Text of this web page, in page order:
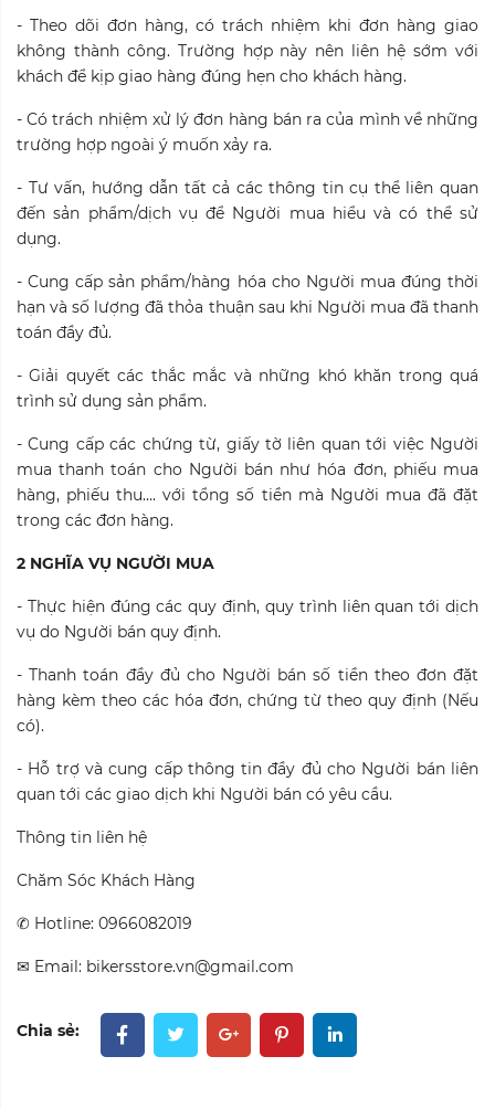
- Theo dõi đơn hàng, có trách nhiệm khi đơn hàng giao
không thành công. Trường hợp này nên liên hệ sớm với
khách để kịp giao hàng đúng hẹn cho khách hàng.
- Có trách nhiệm xử lý đơn hàng bán ra của mình về những
trường hợp ngoài ý muốn xảy ra.
- Tư vấn, hướng dẫn tất cả các thông tin cụ thể liên quan
đến sản phẩm/dịch vụ để Người mua hiểu và có thể sử
dụng.
- Cung cấp sản phẩm/hàng hóa cho Người mua đúng thời
hạn và số lượng đã thỏa thuận sau khi Người mua đã thanh
toán đầy đủ.
- Giải quyết các thắc mắc và những khó khăn trong quá
trình sử dụng sản phẩm.
- Cung cấp các chứng từ, giấy tờ liên quan tới việc Người
mua thanh toán cho Người bán như hóa đơn, phiếu mua
hàng, phiếu thu…. với tổng số tiền mà Người mua đã đặt
trong các đơn hàng.
2 NGHĨA VỤ NGƯỜI MUA
- Thực hiện đúng các quy định, quy trình liên quan tới dịch
vụ do Người bán quy định.
- Thanh toán đầy đủ cho Người bán số tiền theo đơn đặt
hàng kèm theo các hóa đơn, chứng từ theo quy định (Nếu
có).
- Hỗ trợ và cung cấp thông tin đầy đủ cho Người bán liên
quan tới các giao dịch khi Người bán có yêu cầu.
Thông tin liên hệ
Chăm Sóc Khách Hàng
✆ Hotline: 0966082019
✉ Email: bikersstore.vn@gmail.com
Chia sẻ: